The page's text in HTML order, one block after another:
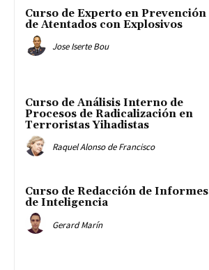
Curso de Experto en Prevención
de Atentados con Explosivos
Jose Iserte Bou
Curso de Análisis Interno de
Procesos de Radicalización en
Terroristas Yihadistas
Raquel Alonso de Francisco
Curso de Redacción de Informes
de Inteligencia
Gerard Marín